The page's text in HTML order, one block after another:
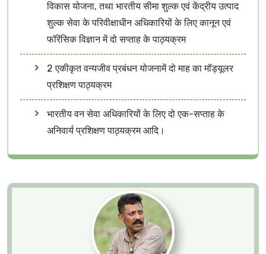
विकास योजना, तथा भारतीय सीमा शुल्क एवं केंद्रीय उत्पाद
शुल्क सेवा के परिवीक्षाधीन अधिकारियों के लिए कानून एवं
फॉरेंसिक विज्ञान में दो सप्ताह के पाठ्यक्रम
2 एकीकृत वन्यजीव प्रबंधन योजनामें दो माह का मॉड्यूलर
प्रशिक्षण पाठ्यक्रम
भारतीय वन सेवा अधिकारियों के लिए दो एक-सप्ताह के
अनिवार्य प्रशिक्षण पाठ्यक्रम आदि।